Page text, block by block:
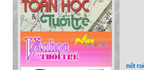
đẹp, đặt tên cho bé, màu sắc xe, nốt ruồi,